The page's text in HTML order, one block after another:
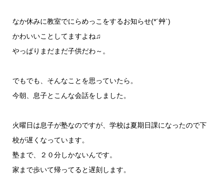
なか休みに教室でにらめっこをするお知らせ(*´艸`)
かわいいことしてますよね♫
やっぱりまだまだ子供だわ～。
でもでも、そんなことを思っていたら。
今朝、息子とこんな会話をしました。
火曜日は息子が塾なのですが、学校は夏期日課になったので下
校が遅くなっています。
塾まで、２０分しかないんです。
家まで歩いて帰ってると遅刻します。